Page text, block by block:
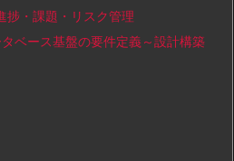
捗・課題・リスク管理
ベース基盤の要件定義～設計構築